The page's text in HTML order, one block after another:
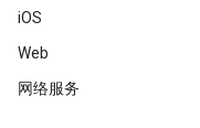
iOS
Web
网络服务